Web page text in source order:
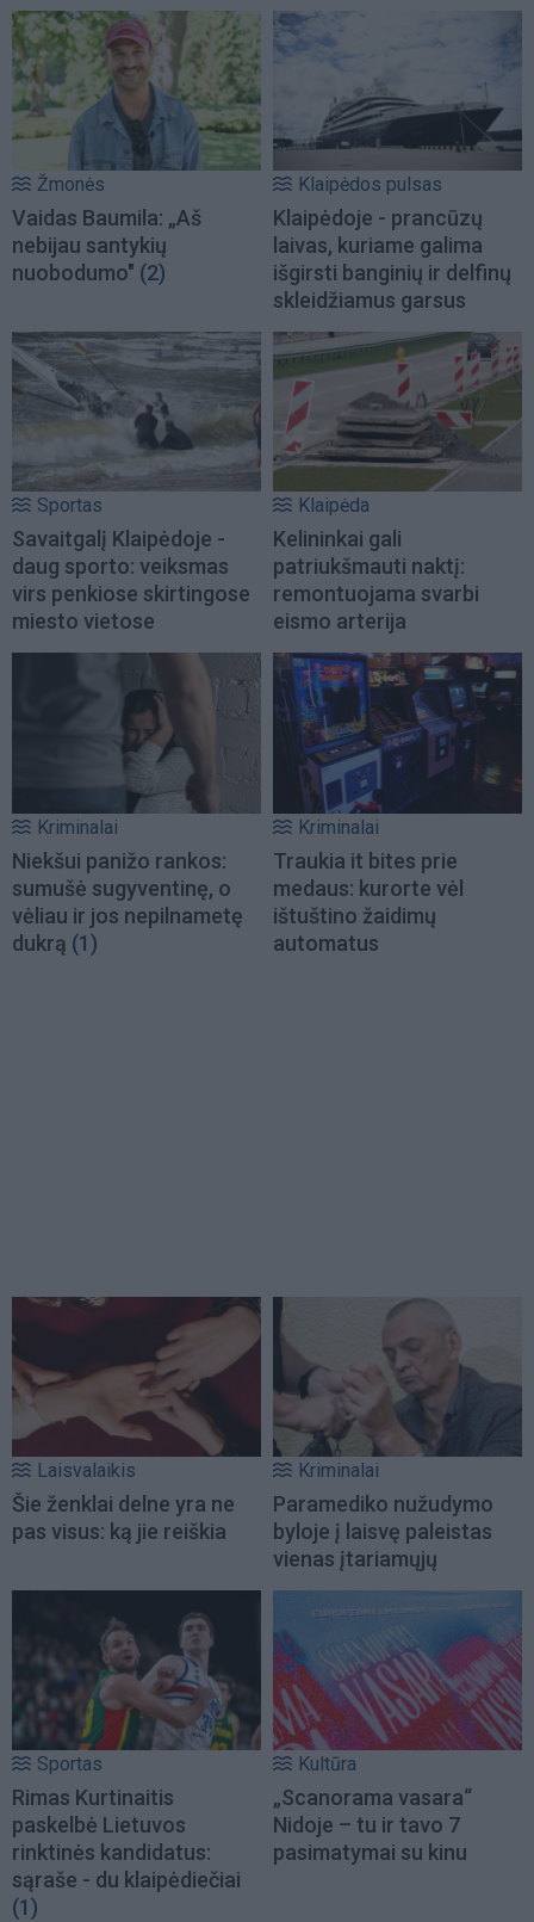
Žmonės
Vaidas Baumila: „Aš
nebijau santykių
nuobodumo" (2)
Klaipėdos pulsas
Klaipėdoje - prancūzų
laivas, kuriame galima
išgirsti banginių ir delfinų
skleidžiamus garsus
Sportas
Savaitgalį Klaipėdoje -
daug sporto: veiksmas
virs penkiose skirtingose
miesto vietose
Klaipėda
Kelininkai gali
patriukšmauti naktį:
remontuojama svarbi
eismo arterija
Kriminalai
Niekšui panižo rankos:
sumušė sugyventinę, o
vėliau ir jos nepilnametę
dukrą (1)
Kriminalai
Traukia it bites prie
medaus: kurorte vėl
ištuštino žaidimų
automatus
Laisvalaikis
Šie ženklai delne yra ne
pas visus: ką jie reiškia
Kriminalai
Paramediko nužudymo
byloje į laisvę paleistas
vienas įtariamųjų
Sportas
Rimas Kurtinaitis
paskelbė Lietuvos
rinktinės kandidatus:
sąraše - du klaipėdiečiai
(1)
Kultūra
„Scanorama vasara“
Nidoje – tu ir tavo 7
pasimatymai su kinu